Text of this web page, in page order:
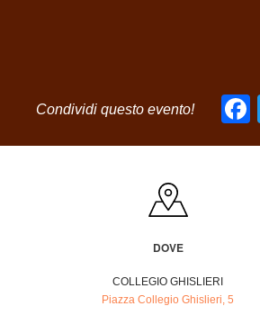
Condividi questo evento!
DOVE
COLLEGIO GHISLIERI
Piazza Collegio Ghislieri, 5